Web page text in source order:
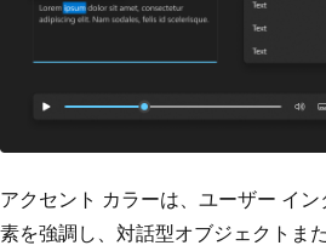
アクセント カラーは、ユーザー イ
素を強調し、対話型オブジェクトま